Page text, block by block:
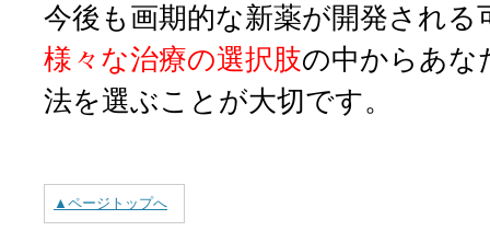
今後も画期的な新薬が開発される
様々な治療の選択肢の中からあな
法を選ぶことが大切です。
▲ページトップへ